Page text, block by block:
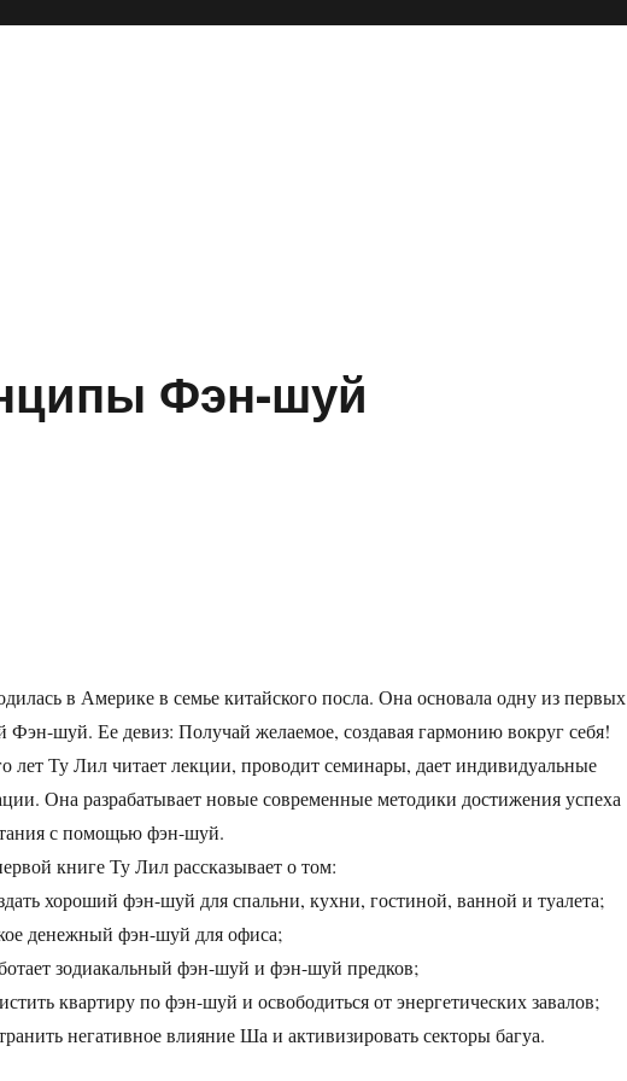
Фэн-шуй
в Америке в семье китайского посла. Она основала одну из первых
Фэн-шуй. Ее девиз: Получай желаемое, создавая гармонию вокруг себя!
лет Ту Лил читает лекции, проводит семинары, дает индивидуальные
Она разрабатывает новые современные методики достижения успеха
с помощью фэн-шуй.
книге Ту Лил рассказывает о том:
хороший фэн-шуй для спальни, кухни, гостиной, ванной и туалета;
денежный фэн-шуй для офиса;
зодиакальный фэн-шуй и фэн-шуй предков;
квартиру по фэн-шуй и освободиться от энергетических завалов;
негативное влияние Ша и активизировать секторы багуа.